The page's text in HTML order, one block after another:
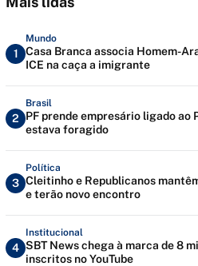
1
Mundo
Casa Branca associa Homem-
ICE na caça a imigrante
2
Brasil
PF prende empresário ligado ao
estava foragido
3
Política
Cleitinho e Republicanos
e terão novo encontro
4
Institucional
SBT News chega à marca de 8
inscritos no YouTube